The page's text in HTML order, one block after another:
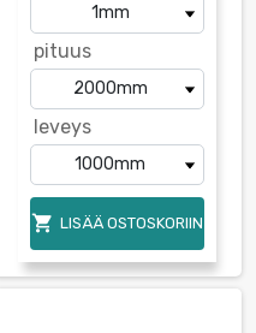
pituus
leveys
 LISÄÄ OSTOSKORIIN